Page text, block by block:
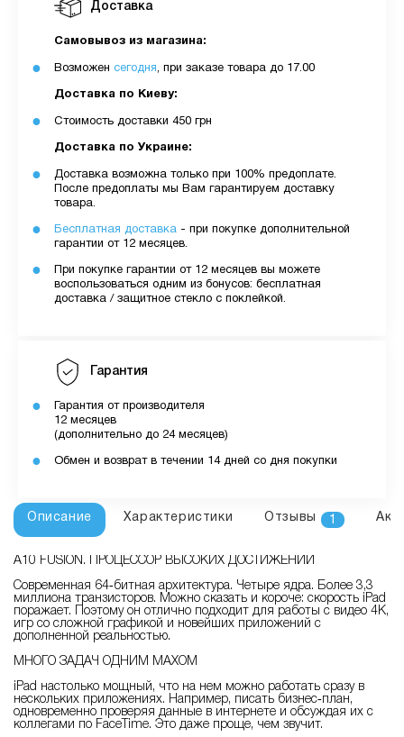
Доставка
Самовывоз из магазина:
Возможен сегодня, при заказе товара до 17.00
Доставка по Киеву:
Стоимость доставки 450 грн
Доставка по Украине:
Доставка возможна только при 100% предоплате.
После предоплаты мы Вам гарантируем доставку
товара.
Бесплатная доставка - при покупке дополнительной
гарантии от 12 месяцев.
При покупке гарантии от 12 месяцев вы можете
воспользоваться одним из бонусов: бесплатная
доставка / защитное стекло с поклейкой.
Гарантия
Гарантия от производителя
12 месяцев
(дополнительно до 24 месяцев)
Обмен и возврат в течении 14 дней со дня покупки
Описание Характеристики Отзывы 1
A10 FUSION. ПРОЦЕССОР ВЫСОКИХ ДОСТИЖЕНИЙ
Современная 64‑битная архитектура. Четыре ядра. Более 3,3
миллиона транзисторов. Можно сказать и короче: скорость iPad
поражает. Поэтому он отлично подходит для работы с видео 4K,
игр со сложной графикой и новейших приложений с
дополненной реальностью.
МНОГО ЗАДАЧ ОДНИМ МАХОМ
iPad настолько мощный, что на нем можно работать сразу в
нескольких приложениях. Например, писать бизнес‑план,
одновременно проверяя данные в интернете и обсуждая их с
коллегами по FaceTime. Это даже проще, чем звучит.